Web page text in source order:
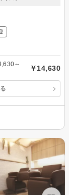
～
￥14,630